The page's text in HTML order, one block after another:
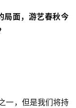
局面，游艺春秋今
一，但是我们将持